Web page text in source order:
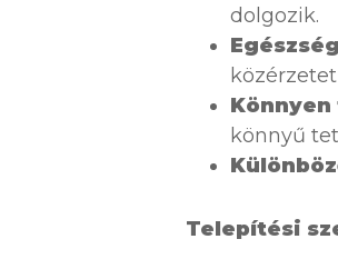
dolgozik.
könnyű
Telepítési